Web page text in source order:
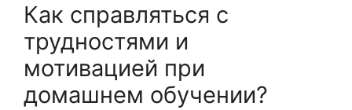
Как справляться с
трудностями и
мотивацией при
домашнем обучении?